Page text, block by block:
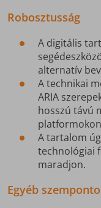
Robosztusság
A digitális
alternatív
A technikai
ARIA
hosszú távú
A tartalom
technológiai
maradjon.
Egyéb